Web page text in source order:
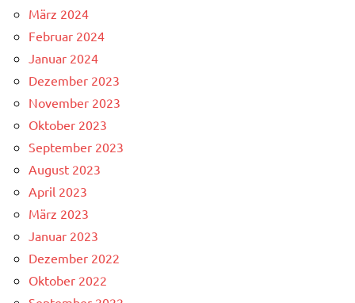
März 2024
Februar 2024
Januar 2024
Dezember 2023
November 2023
Oktober 2023
September 2023
August 2023
April 2023
März 2023
Januar 2023
Dezember 2022
Oktober 2022